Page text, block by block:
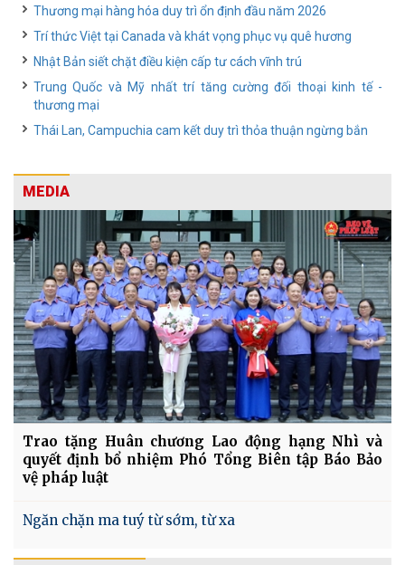
Thương mại hàng hóa duy trì ổn định đầu năm 2026
Trí thức Việt tại Canada và khát vọng phục vụ quê hương
Nhật Bản siết chặt điều kiện cấp tư cách vĩnh trú
Trung Quốc và Mỹ nhất trí tăng cường đối thoại kinh tế -
thương mại
Thái Lan, Campuchia cam kết duy trì thỏa thuận ngừng bắn
MEDIA
Trao tặng Huân chương Lao động hạng Nhì và
quyết định bổ nhiệm Phó Tổng Biên tập Báo Bảo
vệ pháp luật
Ngăn chặn ma tuý từ sớm, từ xa